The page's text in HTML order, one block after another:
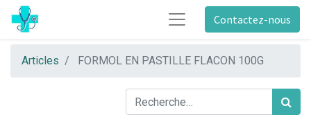
Contactez-nous
Articles FORMOL EN PASTILLE FLACON 100G